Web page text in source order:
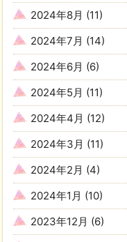
2024年8月 (11)
2024年7月 (14)
2024年6月 (6)
2024年5月 (11)
2024年4月 (12)
2024年3月 (11)
2024年2月 (4)
2024年1月 (10)
2023年12月 (6)